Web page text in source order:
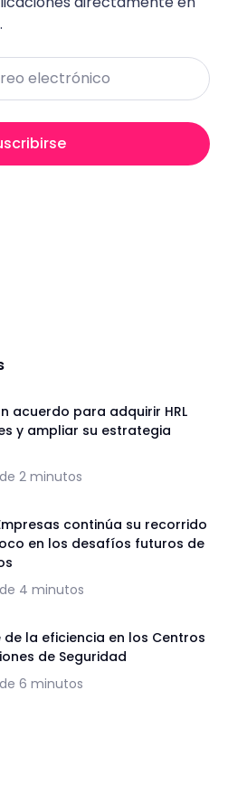
acuerdo para adquirir HRL
y ampliar su estrategia
2 minutos
continúa su recorrido
en los desafíos futuros de
4 minutos
de la eficiencia en los Centros
de Seguridad
6 minutos